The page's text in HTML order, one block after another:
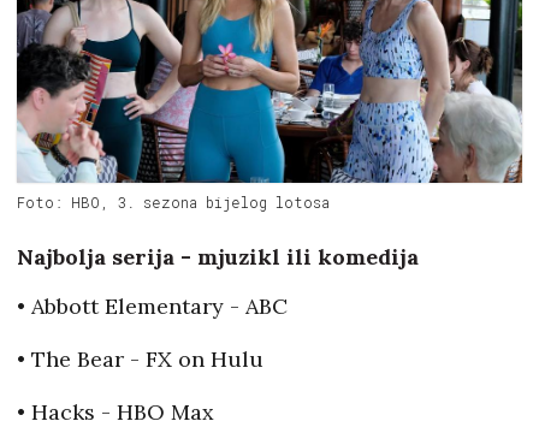
Foto: HBO, 3. sezona bijelog lotosa
Najbolja serija - mjuzikl ili komedija
• Abbott Elementary - ABC
• The Bear - FX on Hulu
• Hacks - HBO Max